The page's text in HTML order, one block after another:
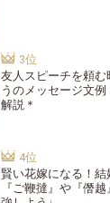
友人スピーチを頼む
うのメッセージ文
解説＊
賢い花嫁になる！
『ご鞭撻』や『僭